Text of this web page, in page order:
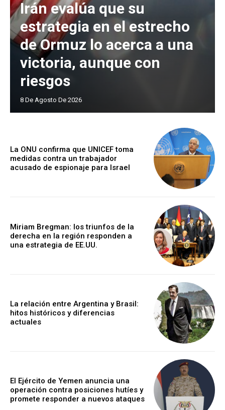
Irán evalúa que su
estrategia en el estrecho
de Ormuz lo acerca a una
victoria, aunque con
riesgos
8 De Agosto De 2026
La ONU confirma que UNICEF toma
medidas contra un trabajador
acusado de espionaje para Israel
Miriam Bregman: los triunfos de la
derecha en la región responden a
una estrategia de EE.UU.
La relación entre Argentina y Brasil:
hitos históricos y diferencias
actuales
El Ejército de Yemen anuncia una
operación contra posiciones hutíes y
promete responder a nuevos ataques